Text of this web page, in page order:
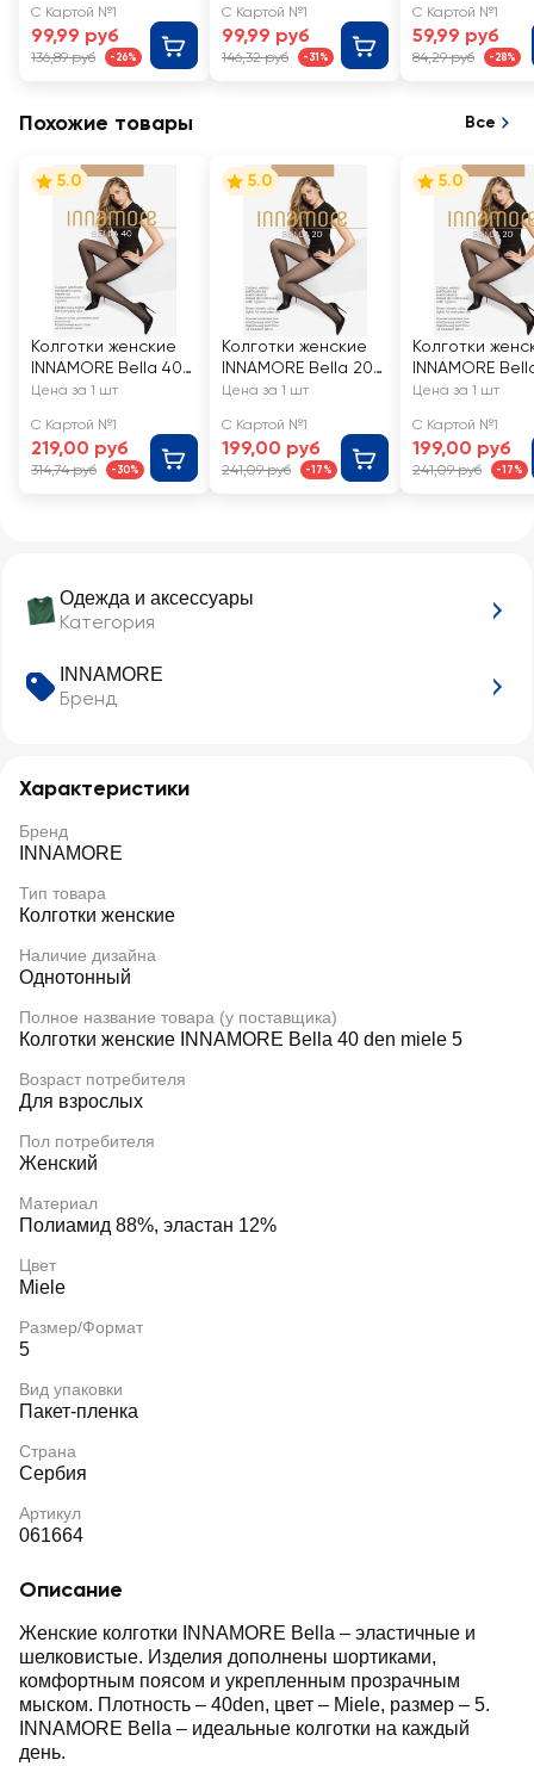
Одежда и аксессуары
Категория
INNAMORE
Бренд
Характеристики
Бренд
INNAMORE
Тип товара
Колготки женские
Наличие дизайна
Однотонный
Полное название товара (у поставщика)
Колготки женские INNAMORE Bella 40 den miele 5
Возраст потребителя
Для взрослых
Пол потребителя
Женский
Материал
Полиамид 88%, эластан 12%
Цвет
Miele
Размер/Формат
5
Вид упаковки
Пакет-пленка
Страна
Сербия
Артикул
061664
Описание
Женские колготки INNAMORE Bella – эластичные и
шелковистые. Изделия дополнены шортиками,
комфортным поясом и укрепленным прозрачным
мыском. Плотность – 40den, цвет – Miele, размер – 5.
INNAMORE Bella – идеальные колготки на каждый
день.
С Картой №1
99,99 руб
136,89 руб -26%
бежевые, Арт.
KP006
С Картой №1
99,99 руб
146,32 руб -31%
С Картой №1
59,99 руб
84,29 руб -28%
Похожие товары Все
5.0
Колготки женские
INNAMORE Bella 40
den miele 2
Цена за 1 шт
С Картой №1
219,00 руб
314,74 руб -30%
5.0
Колготки женские
INNAMORE Bella 20
den miele 2
Цена за 1 шт
С Картой №1
199,00 руб
241,09 руб -17%
5.0
Колготки
INNAMORE
den miele 5
Цена за 1 шт
С Картой №1
199,00 руб
241,09 руб -17%